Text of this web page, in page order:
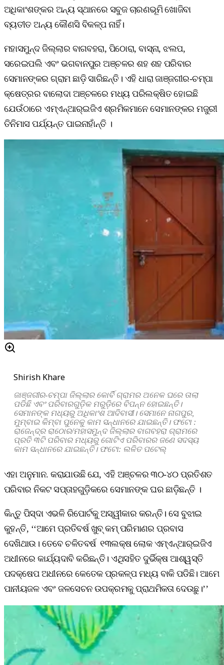
ଅଧିକାଂଶଙ୍କର ଅନ୍ୟ ସ୍ଥାନରେ ସବୁଜ ଚାରଣଭୂମି ଖୋଜିବା
ବ୍ୟତୀତ ଅନ୍ୟ କୌଣସି ବିକଳ୍ପ ନାହିଁ।
ମହାସମୁନ୍ଦ ଜିଲ୍ଲାର ବାଗବହରା, ପିଠୋରା, ବାସ୍‌ନା, ଝଲପ,
ସରେଇପଲି ଏବଂ ଭଗବାନପୁର ଅଞ୍ଚଳର ଶହ ଶହ ପରିବାର
ସେମାନଙ୍କର ଗ୍ରାମ ଛାଡ଼ି ସାରିଛନ୍ତି। ଏହି ଧାରା ଜାଞ୍ଜଗୀର-ଚମ୍ପା
କ୍ଷେତ୍ରର ବାଲୋଦା ଅଞ୍ଚଳରେ ମଧ୍ୟ ପରିଲକ୍ଷିତ ହୋଇଛି
ଯେଉଁଠାରେ ଏମ୍‌ଏନ୍‌ଆର୍‌ଇଜିଏ ଶ୍ରମିକମାନେ ସେମାନଙ୍କର ମଜୁରୀ
ତିନିମାସ ପର୍ଯ୍ୟନ୍ତ ପାଇନାହାଁନ୍ତି ।
Shirish Khare
ଜାଞ୍ଜଗୀର-ଚମ୍ପା ଜିଲ୍ଲାର କୋର୍ବି ଗ୍ରାମର ଅନେକ ଘରେ ତାଲା
ପଡିଛି ଏବଂ ପରିବାରଗୁଡ଼ିକ ମରୁଡ଼ିରେ ବିପନ୍ନ ହୋଇଛନ୍ତି।
ସେମାନଙ୍କ ମଧ୍ୟରୁ ଅଧିକାଂଶ ଆଦିବାସୀ। ସେମାନେ ନାଗପୁର,
ମୁମ୍ବାଇ କିମ୍ବା ପୁନେକୁ କାମ ସନ୍ଧାନରେ ଯାଇଛନ୍ତି। ଫଟୋ :
ରାଜେନ୍ଦ୍ର ରାଠୋର/ମହାସମୁନ୍ଦ ଜିଲ୍ଲାର ବାଗବହରା ଗ୍ରାମରେ
ପ୍ରତି ୩ଟି ପରିବାର ମଧ୍ୟରୁ ଗୋଟିଏ ପରିବାରର ଜଣେ ସଦସ୍ୟ
କାମ ସନ୍ଧାନରେ ଯାଇଛନ୍ତି। ଫଟୋ: ଲଳିତ ପଟେଲ୍‌
ଏହା ଅନୁମାନ. କରାଯାଉଛି ଯେ, ଏହି ଅଞ୍ଚଳର ୩୦-୪୦ ପ୍ରତିଶତ
ପରିବାର ନିକଟ ସପ୍ତାହଗୁଡ଼ିକରେ ସେମାନଙ୍କ ଘର ଛାଡ଼ିଛନ୍ତି ।
କିନ୍ତୁ ପିସ୍‌ଦା ଏଭଳି ରିପୋର୍ଟକୁ ଅସ୍ୱୀକାର କରନ୍ତି। ସେ ବୁଝାଇ
କୁହନ୍ତି, ‘‘ଆମେ ପ୍ରତିବର୍ଷ ଖୁବ୍‌ କମ୍‌ ପରିମାଣର ପ୍ରବାସ
ଦେଖିଥାଉ। ତେବେ ଚଳିତବର୍ଷ ୧୩ଲକ୍ଷ ଲୋକ ଏମ୍‌ଏନ୍‌ଆର୍‌ଇଜିଏ
ଅଧୀନରେ କାର୍ଯ୍ୟଦାବି କରିଛନ୍ତି। ଏଥିସହିତ ଦୁର୍ଭିକ୍ଷ ଆଶ୍ୱସ୍ତି
ପଦକ୍ଷେପ ଅଧୀନରେ କେତେକ ପ୍ରକଳ୍ପ ମଧ୍ୟ ବାକି ପଡିଛି। ଆମେ
ପାନୀୟଜଳ ଏବଂ ଜଳସେଚନ ଉପକ୍ରମକୁ ପ୍ରାଥମିକତା ଦେଉଛୁ।’’